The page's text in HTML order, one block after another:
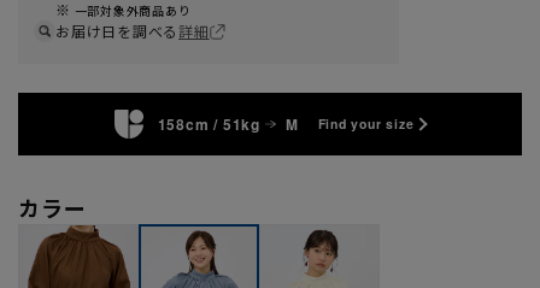
一部対象外商品あり
お届け日を調べる詳細
158cm / 51kg M Find your size
カラー